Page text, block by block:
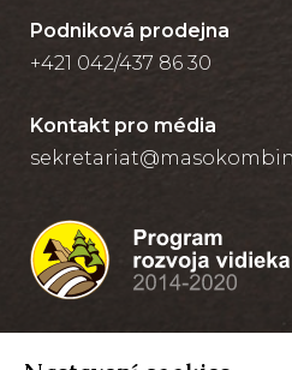
Podniková prodejna
+421 042/437 86 30
Kontakt pro média